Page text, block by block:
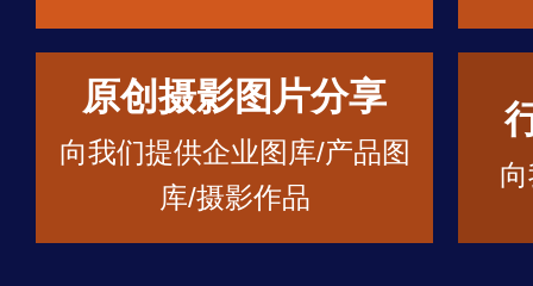
原创摄影图片分享
向我们提供企业图库/产品图
库/摄影作品